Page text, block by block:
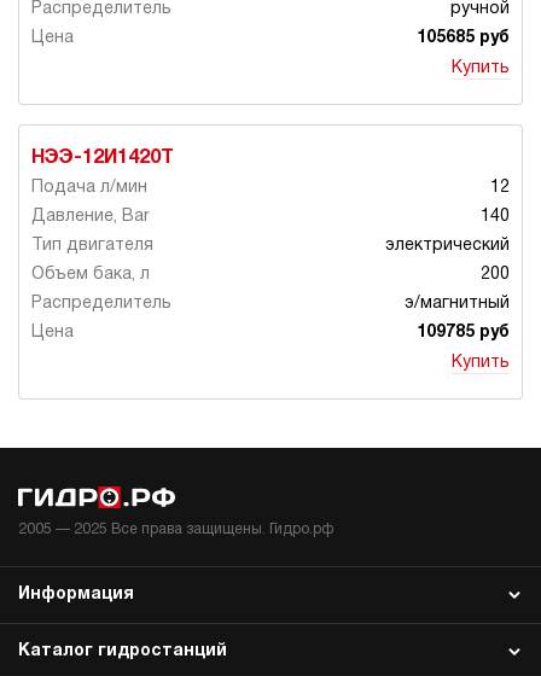
ручной
105685 руб
Купить
НЭЭ-12И1420Т
12
140
электрический
200
э/магнитный
109785 руб
Купить
2005 — 2025 Все права защищены. Гидро.рф
Каталог гидростанций
Информация